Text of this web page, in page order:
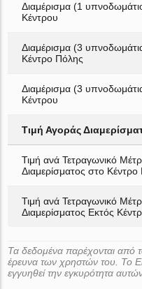
Διαμέρισμα (1
Κέντρου
Διαμέρισμα (3
Κέντρο Πόλης
Διαμέρισμα (3
Κέντρου
Τιμή Αγοράς
Τιμή ανά Τετραγωνικό
Διαμερίσματος στο Κέντρο
Τιμή ανά Τετραγωνικό
Διαμερίσματος Εκτός
Τα δεδομένα παρέχονται από
έρευνα των χρηστών του. Το
εγγυηθεί την εγκυρότητα